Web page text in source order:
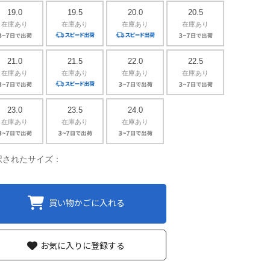
19.0
在庫あり
19.5
在庫あり
20.0
在庫あり
20.5
在庫あり
21.0
在庫あり
21.5
在庫あり
22.0
在庫あり
22.5
在庫あり
23.0
在庫あり
23.5
在庫あり
24.0
在庫あり
れたサイズ：
買い物かごに入れる
お気に入りに登録する